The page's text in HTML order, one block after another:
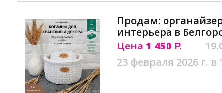
Продам:
интерьера в
Цена 1 450 Р.
23 февраля 2026 г. в